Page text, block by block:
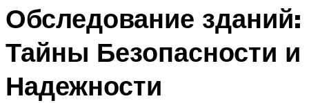
Обследование зданий:
Тайны Безопасности и
Надежности